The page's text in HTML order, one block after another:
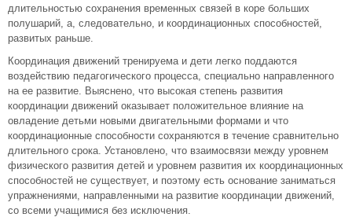
длительностью сохранения временных связей в коре больших
полушарий, а, следовательно, и координационных способностей,
развитых раньше.
Координация движений тренируема и дети легко поддаются
воздействию педагогического процесса, специально направленного
на ее развитие. Выяснено, что высокая степень развития
координации движений оказывает положительное влияние на
овладение детьми новыми двигательными формами и что
координационные способности сохраняются в течение сравнительно
длительного срока. Установлено, что взаимосвязи между уровнем
физического развития детей и уровнем развития их координационных
способностей не существует, и поэтому есть основание заниматься
упражнениями, направленными на развитие координации движений,
со всеми учащимися без исключения.